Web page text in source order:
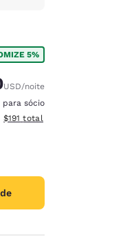
5%
“tachada”:
desconto:
USD/noite
para sócio
Exibir detalhes do total
$191 total